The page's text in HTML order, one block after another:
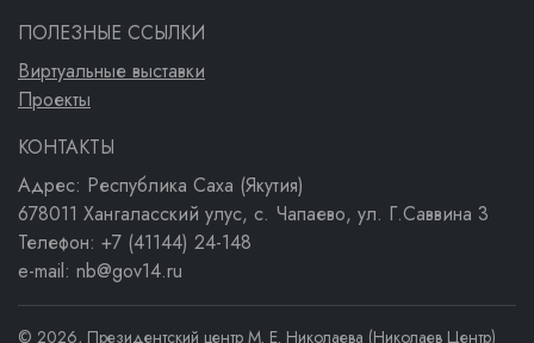
ПОЛЕЗНЫЕ ССЫЛКИ
Виртуальные выставки
Проекты
КОНТАКТЫ
Адрес: Республика Саха (Якутия)
678011 Хангаласский улус, с. Чапаево, ул. Г.Саввина 3
Телефон: +7 (41144) 24-148
e-mail: nb@gov14.ru
© 2026, Президентский центр М. Е. Николаева (Николаев Центр)